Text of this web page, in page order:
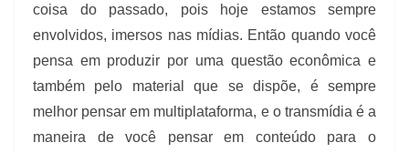
coisa do passado, pois hoje estamos sempre
envolvidos, imersos nas mídias. Então quando você
pensa em produzir por uma questão econômica e
também pelo material que se dispõe, é sempre
melhor pensar em multiplataforma, e o transmídia é a
maneira de você pensar em conteúdo para o